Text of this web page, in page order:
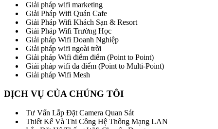
Giải pháp wifi marketing
Giải Pháp Wifi Quán Cafe
Giải Pháp Wifi Khách Sạn & Resort
Giải Pháp Wifi Trường Học
Giải pháp Wifi Doanh Nghiệp
Giải pháp wifi ngoài trời
Giải pháp Wifi điểm điểm (Point to Point)
Giải pháp wifi đa điểm (Point to Multi-Point)
Giải pháp Wifi Mesh
DỊCH VỤ CỦA CHÚNG TÔI
Tư Vấn Lắp Đặt Camera Quan Sát
Thiết Kế Và Thi Công Hệ Thống Mạng LAN